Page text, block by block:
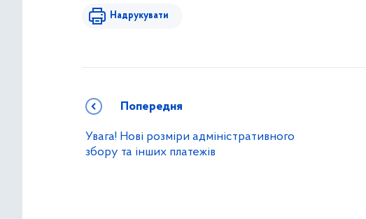
Надрукувати
Попередня
Увага! Нові розміри адміністративного
збору та інших платежів